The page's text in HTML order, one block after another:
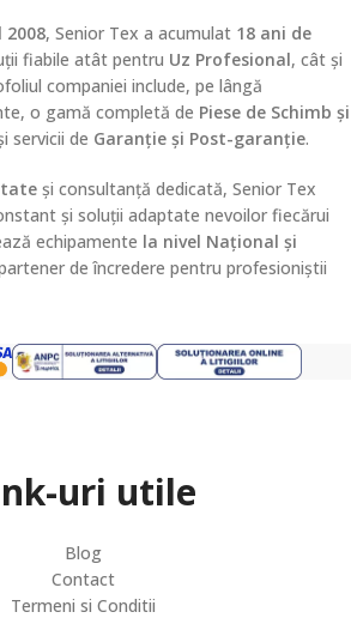
2008, Senior Tex a acumulat 18 ani de
fiabile atât pentru Uz Profesional, cât și
companiei include, pe lângă
o gamă completă de Piese de Schimb și
servicii de Garanție și Post-garanție.
și consultanță dedicată, Senior Tex
și soluții adaptate nevoilor fiecărui
echipamente la nivel Național și
de încredere pentru profesioniștii
uri utile
Blog
Contact
Termeni si Conditii